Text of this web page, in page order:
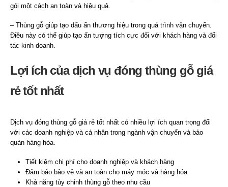
gói một cách an toàn và hiệu quả.
– Thùng gỗ giúp tạo dấu ấn thương hiệu trong quá trình vận chuyển.
Điều này có thể giúp tạo ấn tượng tích cực đối với khách hàng và đối
tác kinh doanh.
Lợi ích của dịch vụ đóng thùng gỗ giá
rẻ tốt nhất
Dịch vụ đóng thùng gỗ giá rẻ tốt nhất có nhiều lợi ích quan trọng đối
với các doanh nghiệp và cá nhân trong ngành vận chuyển và bảo
quản hàng hóa.
Tiết kiệm chi phí cho doanh nghiệp và khách hàng
Đảm bảo bảo vệ và an toàn cho máy móc và hàng hóa
Khả năng tùy chỉnh thùng gỗ theo nhu cầu